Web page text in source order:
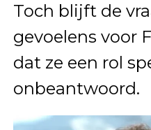
Toch blijft de
gevoelens voor
dat ze een rol
onbeantwoord.